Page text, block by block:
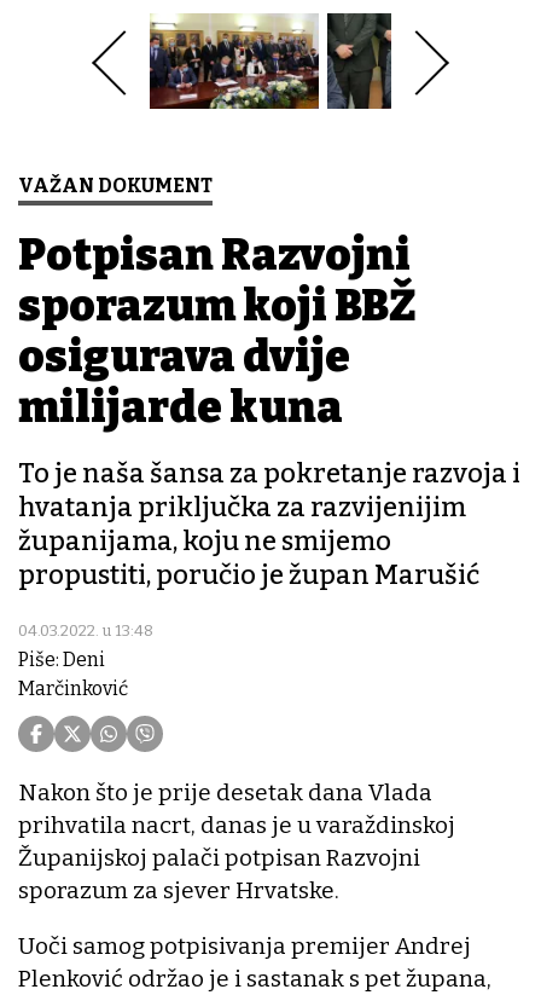
VAŽAN DOKUMENT
Potpisan Razvojni
sporazum koji BBŽ
osigurava dvije
milijarde kuna
To je naša šansa za pokretanje razvoja i
hvatanja priključka za razvijenijim
županijama, koju ne smijemo
propustiti, poručio je župan Marušić
04.03.2022. u 13:48
Piše: Deni
Marčinković
Nakon što je prije desetak dana Vlada
prihvatila nacrt, danas je u varaždinskoj
Županijskoj palači potpisan Razvojni
sporazum za sjever Hrvatske.
Uoči samog potpisivanja premijer Andrej
Plenković održao je i sastanak s pet župana,